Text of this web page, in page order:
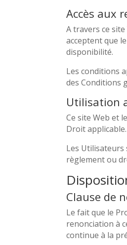
Accès aux
A travers ce
acceptent que
disponibilité.
Les conditions
des Conditions
Utilisation
Ce site Web et
Droit applicable.
Les Utilisateurs
règlement ou
Clause de
Le fait que le
renonciation à
continue à la